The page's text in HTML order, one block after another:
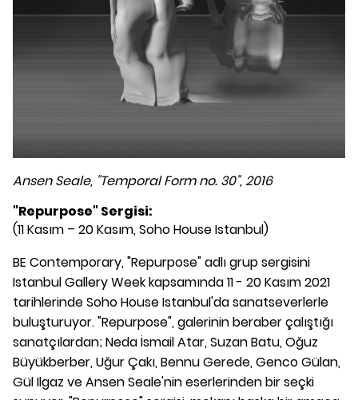
Ansen Seale, "Temporal Form no. 30", 2016
"Repurpose" Sergisi:
(11 Kasım – 20 Kasım, Soho House Istanbul)
BE Contemporary, "Repurpose" adlı grup sergisini
Istanbul Gallery Week kapsamında 11 - 20 Kasım 2021
tarihlerinde Soho House Istanbul'da sanatseverlerle
buluşturuyor. "Repurpose", galerinin beraber çalıştığı
sanatçılardan; Neda İsmail Atar, Suzan Batu, Oğuz
Büyükberber, Uğur Çakı, Bennu Gerede, Genco Gülan,
Gül Ilgaz ve Ansen Seale'nin eserlerinden bir seçki